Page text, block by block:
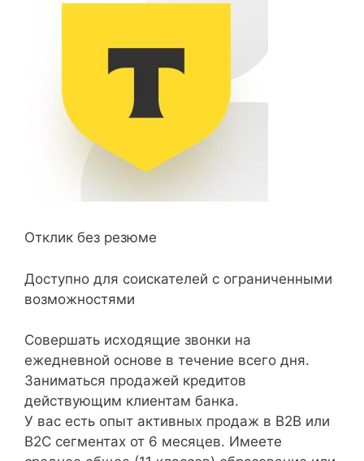
Отклик без резюме
Доступно для соискателей с ограниченными
возможностями
Совершать исходящие звонки на
ежедневной основе в течение всего дня.
Заниматься продажей кредитов
действующим клиентам банка.
У вас есть опыт активных продаж в B2B или
B2C сегментах от 6 месяцев. Имеете